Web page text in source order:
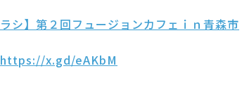
ラシ】第２回フュージョンカフェｉｎ青森市
https://x.gd/eAKbM